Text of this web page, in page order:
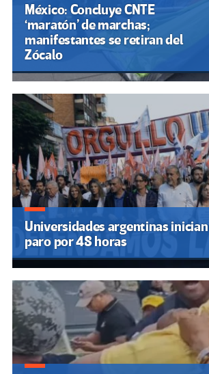
México: Concluye CNTE
‘maratón’ de marchas;
manifestantes se retiran del
Zócalo
Universidades argentinas inician
paro por 48 horas